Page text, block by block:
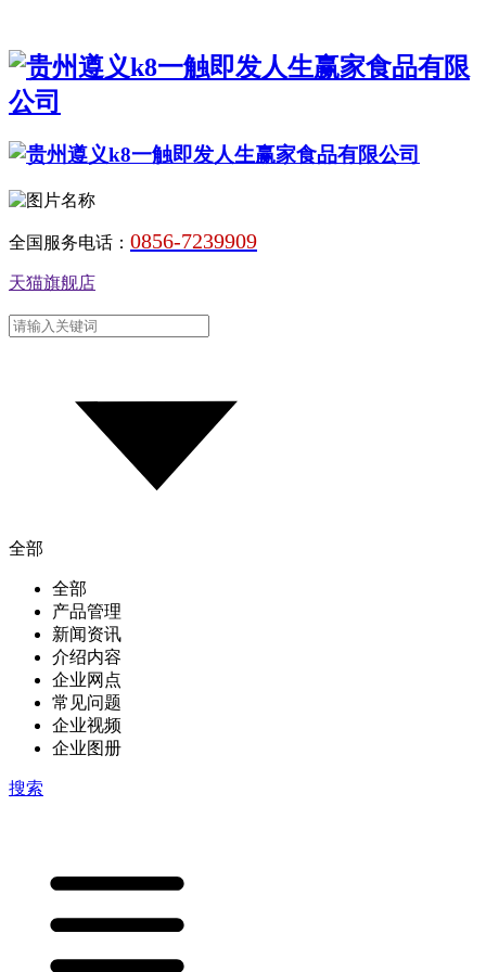
全国服务电话： 0856-7239909
天猫旗舰店
全部
全部
产品管理
新闻资讯
介绍内容
企业网点
常见问题
企业视频
企业图册
搜索